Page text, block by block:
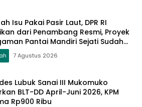
Isu Pakai Pasir Laut, DPR RI
dari Penambang Resmi, Proyek
Pantai Mandiri Sejati Sudah
Spesifikasi
7 Agustus 2026
Lubuk Sanai III Mukomuko
BLT-DD April-Juni 2026, KPM
Rp900 Ribu